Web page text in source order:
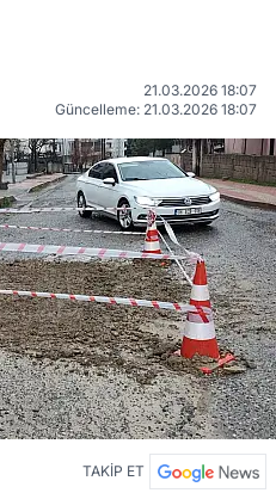
21.03.2026 18:07
Güncelleme: 21.03.2026 18:07
TAKİP ET